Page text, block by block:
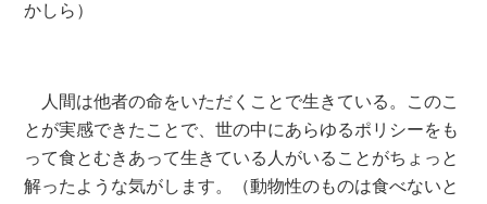
かしら）
人間は他者の命をいただくことで生きている。このこ
とが実感できたことで、世の中にあらゆるポリシーをも
って食とむきあって生きている人がいることがちょっと
解ったような気がします。（動物性のものは食べないと